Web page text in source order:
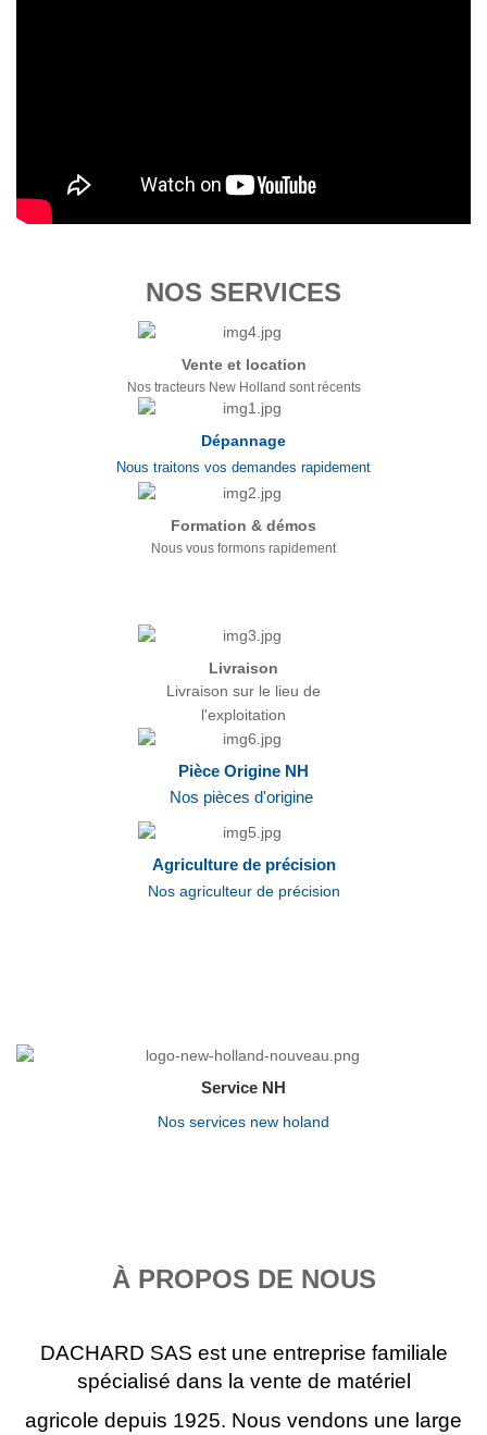
NOS SERVICES
Vente et location
Nos tracteurs New Holland sont récents
Dépannage
Nous traitons vos demandes rapidement
Formation & démos
Nous vous formons rapidement
Livraison
Livraison sur le lieu de
l'exploitation
Pièce Origine NH
Nos pièces d'origine
Agriculture de précision
Nos agriculteur de précision
Service NH
Nos services new holand
À PROPOS DE NOUS
DACHARD SAS est une entreprise familiale
spécialisé dans la vente de matériel
agricole depuis 1925. Nous vendons une large